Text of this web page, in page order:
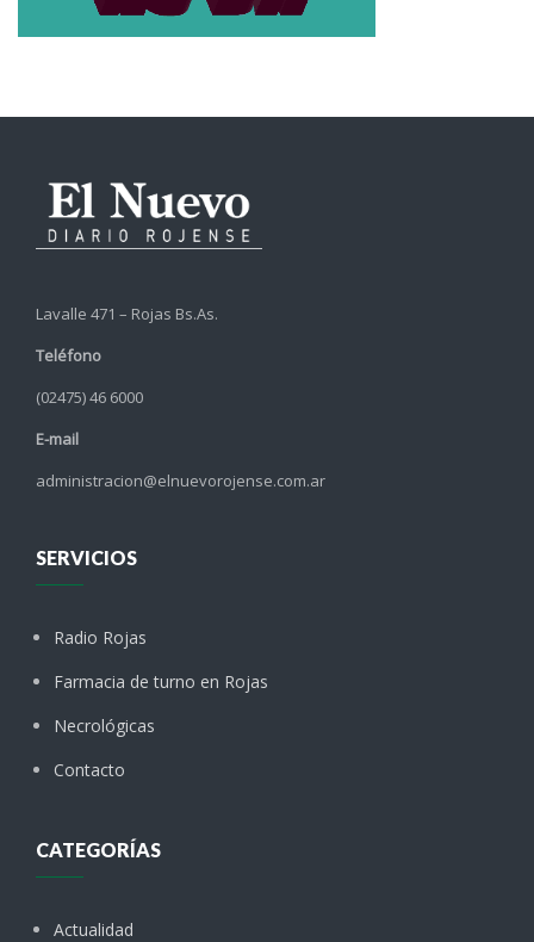
Lavalle 471 – Rojas Bs.As.
Teléfono
(02475) 46 6000
E-mail
administracion@elnuevorojense.com.ar
SERVICIOS
Radio Rojas
Farmacia de turno en Rojas
Necrológicas
Contacto
CATEGORÍAS
Actualidad